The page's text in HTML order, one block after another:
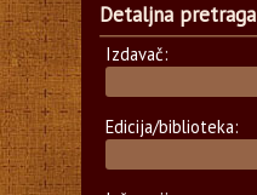
Detaljna pretraga
Izdavač:
Edicija/biblioteka: